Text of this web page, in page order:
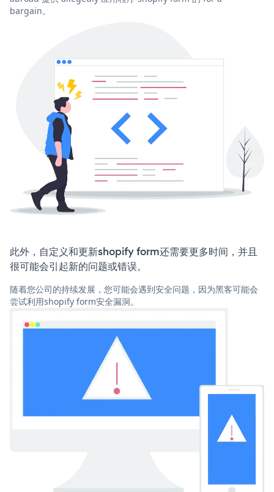
bargain。
此外，自定义和更新shopify form还需要更多时间，并且
很可能会引起新的问题或错误。
随着您公司的持续发展，您可能会遇到安全问题，因为黑客可能会
尝试利用shopify form安全漏洞。